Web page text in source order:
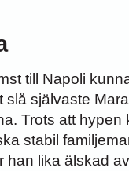
till Napoli
självaste
Trots att hypen
stabil
han lika älskad